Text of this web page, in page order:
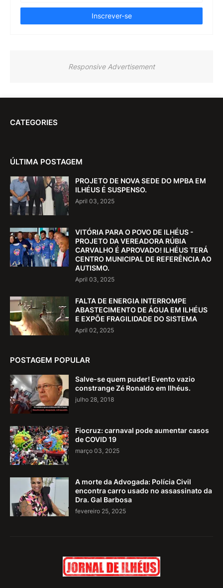
Responsive Advertisement
CATEGORIES
ÚLTIMA POSTAGEM
PROJETO DE NOVA SEDE DO MPBA EM
ILHÉUS É SUSPENSO.
April 03, 2025
VITÓRIA PARA O POVO DE ILHÉUS -
PROJETO DA VEREADORA RÚBIA
CARVALHO É APROVADO! ILHÉUS TERÁ
CENTRO MUNICIPAL DE REFERÊNCIA AO
AUTISMO.
April 03, 2025
FALTA DE ENERGIA INTERROMPE
ABASTECIMENTO DE ÁGUA EM ILHÉUS
E EXPÕE FRAGILIDADE DO SISTEMA
April 02, 2025
POSTAGEM POPULAR
Salve-se quem puder! Evento vazio
constrange Zé Ronaldo em Ilhéus.
julho 28, 2018
Fiocruz: carnaval pode aumentar casos
de COVID 19
março 03, 2025
A morte da Advogada: Polícia Civil
encontra carro usado no assassinato da
Dra. Gal Barbosa
fevereiro 25, 2025